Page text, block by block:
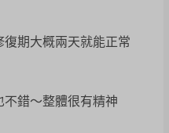
期大概兩天就能正常
錯～整體很有精神